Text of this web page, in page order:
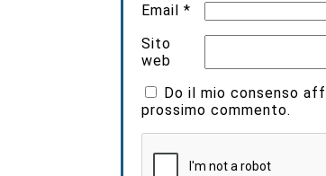
Email*
Sito
web
Do il mio consenso
prossimo commento.